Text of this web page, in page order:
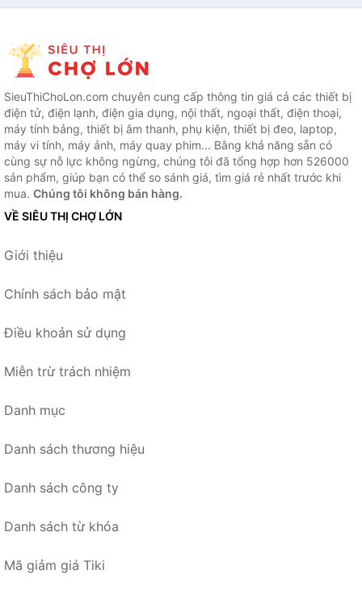
SieuThiChoLon.com chuyên cung cấp thông tin giá cả các thiết bị
điện tử, điện lạnh, điện gia dụng, nội thất, ngoại thất, điện thoại,
máy tính bảng, thiết bị âm thanh, phụ kiện, thiết bị đeo, laptop,
máy vi tính, máy ảnh, máy quay phim... Bằng khả năng sẵn có
cùng sự nỗ lực không ngừng, chúng tôi đã tổng hợp hơn 526000
sản phẩm, giúp bạn có thể so sánh giá, tìm giá rẻ nhất trước khi
mua. Chúng tôi không bán hàng.
VỀ SIÊU THỊ CHỢ LỚN
Giới thiệu
Chính sách bảo mật
Điều khoản sử dụng
Miễn trừ trách nhiệm
Danh mục
Danh sách thương hiệu
Danh sách công ty
Danh sách từ khóa
Mã giảm giá Tiki